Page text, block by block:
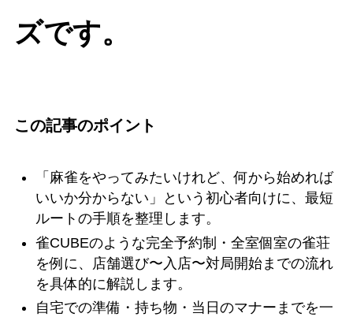
ズです。
この記事のポイント
「麻雀をやってみたいけれど、何から始めれば
いいか分からない」という初心者向けに、最短
ルートの手順を整理します。
雀CUBEのような完全予約制・全室個室の雀荘
を例に、店舗選び〜入店〜対局開始までの流れ
を具体的に解説します。
自宅での準備・持ち物・当日のマナーまでを一